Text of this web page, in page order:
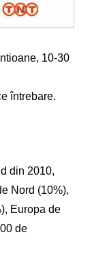
10-30
întrebare.
din 2010,
Nord (10%),
Europa de
de